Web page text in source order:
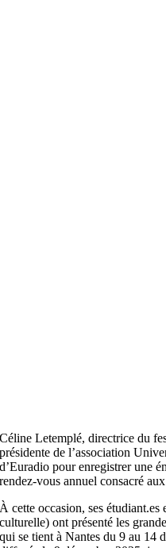
Céline Letemplé, directrice du
présidente de l’association
d’Euradio pour enregistrer une
rendez-vous annuel consacré
À cette occasion, ses
culturelle) ont présenté les
qui se tient à Nantes du 9 au 14